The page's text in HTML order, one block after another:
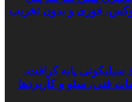
فوری و بدون تخریب
سیلیکونی پایه کرافت،
فنی، سئو و کاربردها